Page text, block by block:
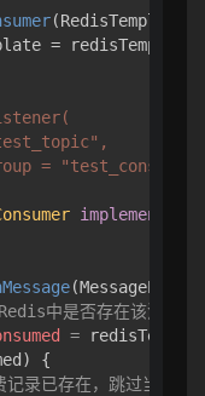
= redisTemplate;
=
implements
(MessageExt
中是否存在该消息的
=
{
录已存在，跳过当前消